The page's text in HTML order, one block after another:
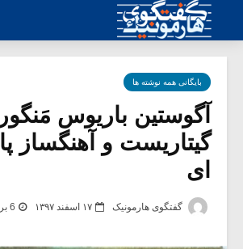
بایگانی همه نوشته ها
آگوستین باریوس
گیتاریست و آهنگساز
ای
گفتگوی هارمونیک ۱۷ اسفند ۱۳۹۷ 6 برچسب -